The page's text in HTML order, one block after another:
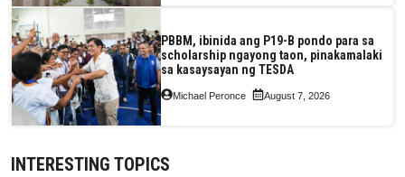
PBBM, ibinida ang P19-B pondo para sa
scholarship ngayong taon, pinakamalaki
sa kasaysayan ng TESDA
Michael Peronce August 7, 2026
INTERESTING TOPICS